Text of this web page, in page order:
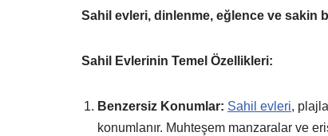
Sahil evleri, dinlenme, eğlence ve sakin
Sahil Evlerinin Temel Özellikleri:
Benzersiz Konumlar: Sahil evleri,
konumlanır. Muhteşem manzaralar ve